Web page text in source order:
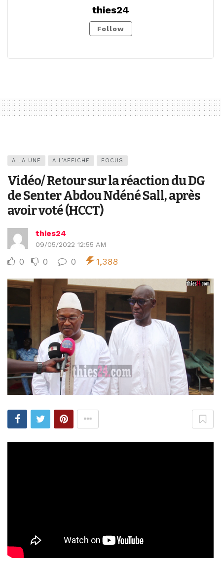
thies24
Follow
A LA UNE A L’AFFICHE FOCUS
Vidéo/ Retour sur la réaction du DG
de Senter Abdou Ndéné Sall, après
avoir voté (HCCT)
thies24
09/05/2022 12:55 AM
0 0 0 1,388